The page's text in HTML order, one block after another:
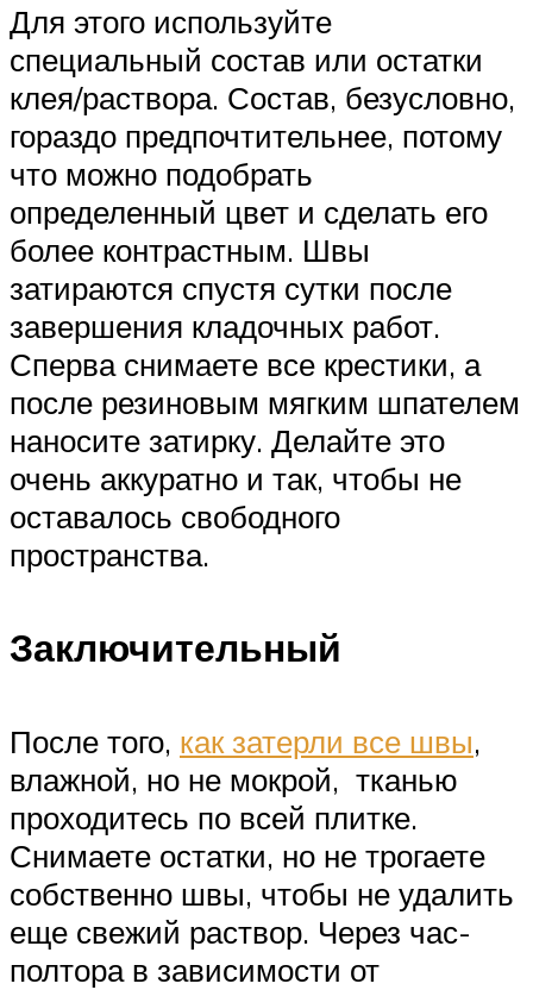
Для этого используйте
специальный состав или остатки
клея/раствора. Состав, безусловно,
гораздо предпочтительнее, потому
что можно подобрать
определенный цвет и сделать его
более контрастным. Швы
затираются спустя сутки после
завершения кладочных работ.
Сперва снимаете все крестики, а
после резиновым мягким шпателем
наносите затирку. Делайте это
очень аккуратно и так, чтобы не
оставалось свободного
пространства.
Заключительный
После того, как затерли все швы,
влажной, но не мокрой, тканью
проходитесь по всей плитке.
Снимаете остатки, но не трогаете
собственно швы, чтобы не удалить
еще свежий раствор. Через час-
полтора в зависимости от